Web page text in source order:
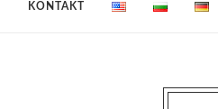
KONTAKT